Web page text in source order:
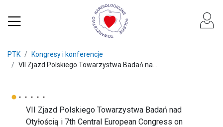
PTK
Kongresy i konferencje
VII Zjazd Polskiego Towarzystwa Badań na...
VII Zjazd Polskiego Towarzystwa Badań nad
Otyłością i 7th Central European Congress on